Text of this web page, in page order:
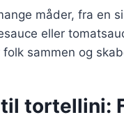
måder, fra en
eller
sammen og
tortellini: